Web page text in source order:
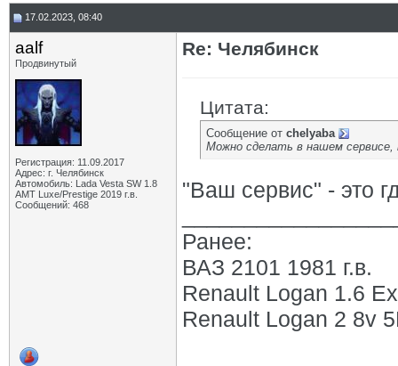
17.02.2023, 08:40
aalf
Продвинутый
Регистрация: 11.09.2017
Адрес: г. Челябинск
Автомобиль: Lada Vesta SW 1.8
АМТ Luxe/Prestige 2019 г.в.
Сообщений: 468
Re: Челябинск
Цитата:
Сообщение от chelyaba
Можно сделать в нашем сервисе,
"Ваш сервис" - это
Ранее:
ВАЗ 2101 1981 г.в.
Renault Logan 1.6
Renault Logan 2 8v